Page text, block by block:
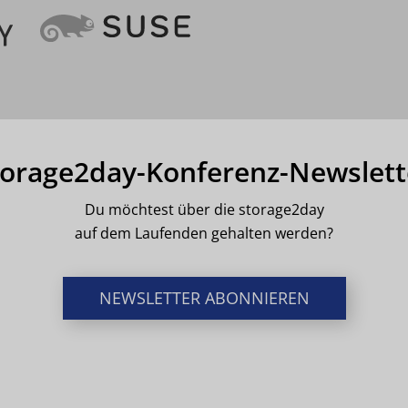
Konferenz-
Du möchtest über die storage2day
auf dem Laufenden gehalten werden?
NEWSLETTER ABONNIEREN